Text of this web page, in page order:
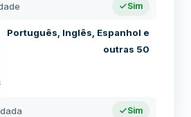
Sim
Português, Inglês, Espanhol e
outras 50
Sim